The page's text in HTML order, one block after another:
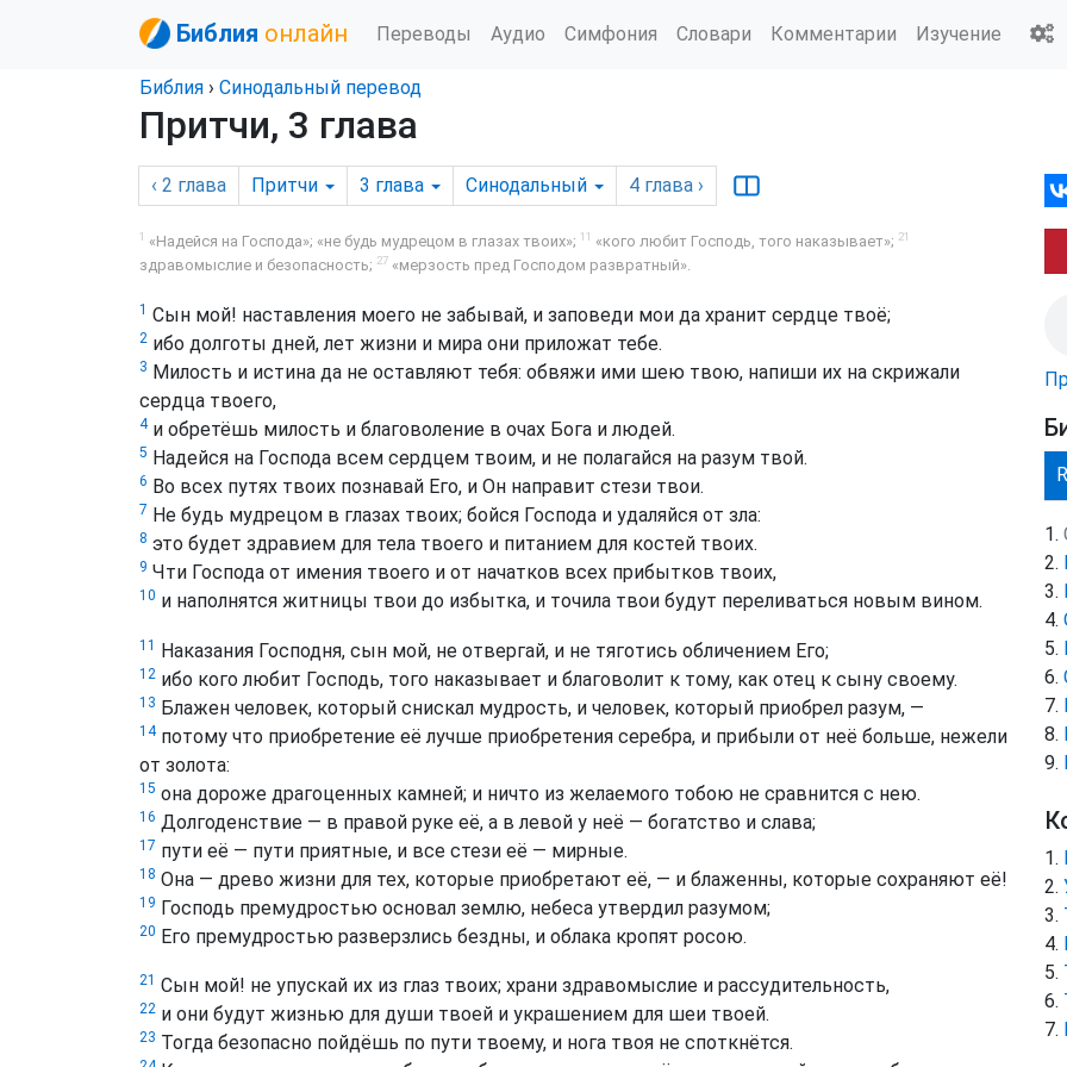
Библия онлайн Переводы Аудио Симфония Словари Комментарии Изучение
Библия › Синодальный перевод
Притчи, 3 глава
‹ 2 глава Притчи 3 глава Синодальный 4 глава ›
1 «Надейся на Господа»; «не будь мудрецом в глазах твоих»; 11 «кого любит Господь, того наказывает»; 21
здравомыслие и безопасность; 27 «мерзость пред Господом развратный».
1 Сын мой! наставления моего не забывай, и заповеди мои да хранит сердце твоё;
2 ибо долготы дней, лет жизни и мира они приложат тебе.
3 Милость и истина да не оставляют тебя: обвяжи ими шею твою, напиши их на скрижали
сердца твоего,
4и обретёшь милость и благоволение в очах Бога и людей.
5 Надейся на Господа всем сердцем твоим, и не полагайся на разум твой.
6 Во всех путях твоих познавай Его, и Он направит стези твои.
7 Не будь мудрецом в глазах твоих; бойся Господа и удаляйся от зла:
8 это будет здравием для тела твоего и питанием для костей твоих.
9 Чти Господа от имения твоего и от начатков всех прибытков твоих,
10 и наполнятся житницы твои до избытка, и точила твои будут переливаться новым вином.
11 Наказания Господня, сын мой, не отвергай, и не тяготись обличением Его;
12 ибо кого любит Господь, того наказывает и благоволит к тому, как отец к сыну своему.
13 Блажен человек, который снискал мудрость, и человек, который приобрел разум, —
14потому что приобретение её лучше приобретения серебра, и прибыли от неё больше, нежели
от золота:
15 она дороже драгоценных камней; и ничто из желаемого тобою не сравнится с нею.
16 Долгоденствие — в правой руке её, а в левой у неё — богатство и слава;
17 пути её — пути приятные, и все стези её — мирные.
18 Она — древо жизни для тех, которые приобретают её, — и блаженны, которые сохраняют её!
19 Господь премудростью основал землю, небеса утвердил разумом;
20 Его премудростью разверзлись бездны, и облака кропят росою.
21 Сын мой! не упускай их из глаз твоих; храни здравомыслие и рассудительность,
22 и они будут жизнью для души твоей и украшением для шеи твоей.
23 Тогда безопасно пойдёшь по пути твоему, и нога твоя не споткнётся.